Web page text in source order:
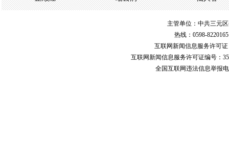
主管单位：中共三元
热线：0598-
互联网新闻信息服务许可证
互联网新闻信息服务许可证编号：
全国互联网违法信息举报